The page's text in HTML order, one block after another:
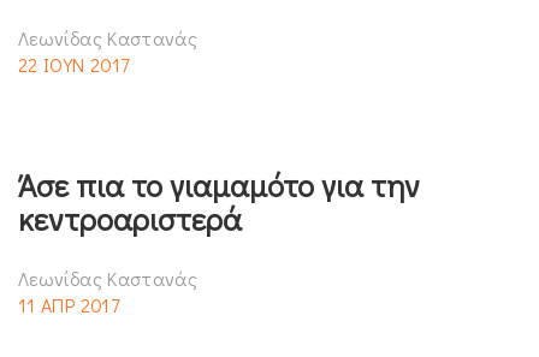
Λεωνίδας Καστανάς
22 ΙΟΥΝ 2017
Άσε πια το γιαμαμότο για την
κεντροαριστερά
Λεωνίδας Καστανάς
11 ΑΠΡ 2017